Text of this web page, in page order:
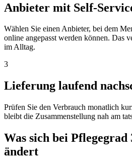
Anbieter mit Self-
Wählen Sie einen Anbieter, bei dem
online angepasst werden können. Das
im Alltag.
3
Lieferung laufend
Prüfen Sie den Verbrauch monatlich
bleibt die Zusammenstellung nah am
Was sich bei
ändert